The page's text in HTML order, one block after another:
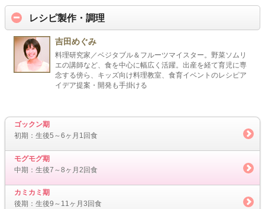
レシピ製作・調理
吉田めぐみ
料理研究家／ベジタブル＆フルーツマイスター。野菜ソムリ
エの講師など、食を中心に幅広く活躍。出産を経て育児に専
念する傍ら、キッズ向け料理教室、食育イベントのレシピア
イデア提案・開発も手掛ける
ゴックン期
初期：生後5～6ヶ月1回食
モグモグ期
中期：生後7～8ヶ月2回食
カミカミ期
後期：生後9～11ヶ月3回食